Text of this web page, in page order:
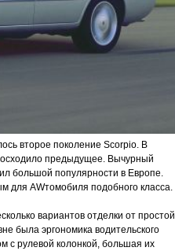
второе поколение Scorpio. В
предыдущее. Вычурный
большой популярности в Европе.
для AWтомобиля подобного класса.
вариантов отделки от простой
была эргономика водительского
с рулевой колонкой, большая их